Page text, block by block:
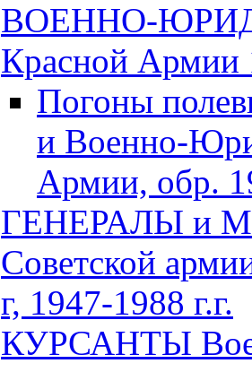
ВОЕННО-
Красной Армии
Погоны
и Военно-
Армии, обр.
ГЕНЕРАЛЫ и
Советской
г, 1947-1988 г.г.
КУРСАНТЫ